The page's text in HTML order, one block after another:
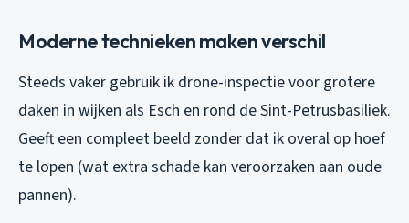
Moderne technieken maken verschil
Steeds vaker gebruik ik drone-inspectie voor grotere
daken in wijken als Esch en rond de Sint-Petrusbasiliek.
Geeft een compleet beeld zonder dat ik overal op hoef
te lopen (wat extra schade kan veroorzaken aan oude
pannen).